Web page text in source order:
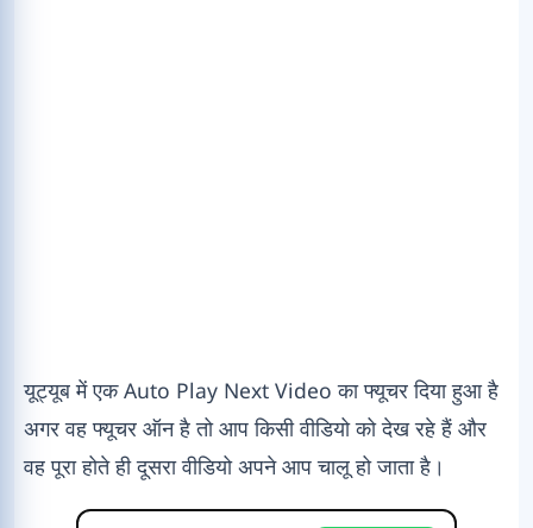
यूट्यूब में एक Auto Play Next Video का फ्यूचर दिया हुआ है
अगर वह फ्यूचर ऑन है तो आप किसी वीडियो को देख रहे हैं और
वह पूरा होते ही दूसरा वीडियो अपने आप चालू हो जाता है।